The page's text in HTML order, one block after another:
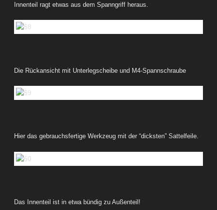
Innenteil ragt etwas aus dem Spanngriff heraus.
Die Rückansicht mit Unterlegscheibe und M4-Spannschraube
Hier das gebrauchsfertige Werkzeug mit der “dicksten” Sattelfeile.
Das Innenteil ist in etwa bündig zu Außenteil!